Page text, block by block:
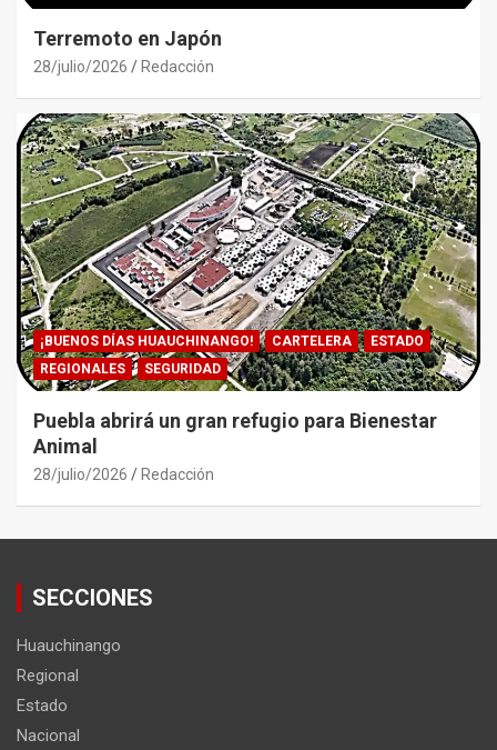
Terremoto en Japón
28/julio/2026 Redacción
¡BUENOS DÍAS HUAUCHINANGO! CARTELERA
ESTADO
REGIONALES
SEGURIDAD
Puebla abrirá un gran refugio para Bienestar
Animal
28/julio/2026 Redacción
SECCIONES
Huauchinango
Regional
Estado
Nacional